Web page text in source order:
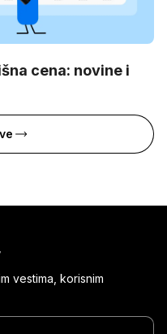
cena: novine i
vestima, korisnim